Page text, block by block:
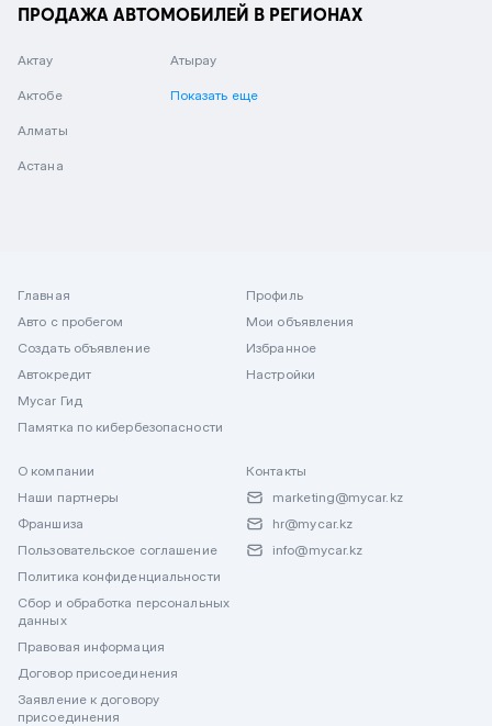
ПРОДАЖА АВТОМОБИЛЕЙ В РЕГИОНАХ
Актау
Актобе
Алматы
Астана
Атырау
Показать еще
Главная
Авто с пробегом
Создать объявление
Автокредит
Mycar Гид
Памятка по кибербезопасности
Профиль
Мои объявления
Избранное
Настройки
О компании
Наши партнеры
Франшиза
Пользовательское соглашение
Политика конфиденциальности
Сбор и обработка персональных
данных
Правовая информация
Договор присоединения
Заявление к договору
присоединения
Контакты
marketing@mycar.kz
hr@mycar.kz
info@mycar.kz